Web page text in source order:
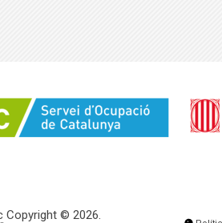
Copyright © 2026.